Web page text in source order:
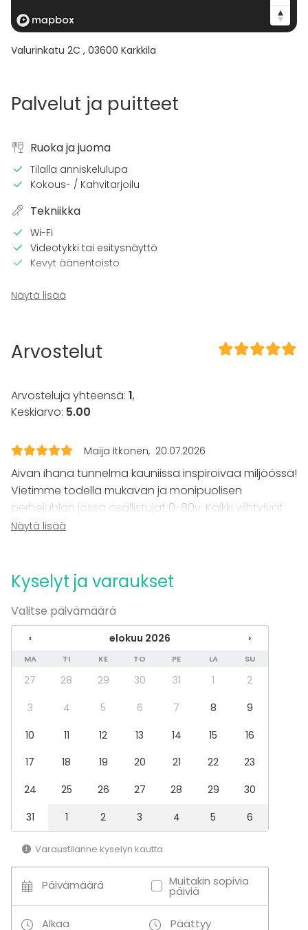
Valurinkatu 2C , 03600 Karkkila
Palvelut ja puitteet
Ruoka ja juoma
Tilalla anniskelulupa
Kokous- / Kahvitarjoilu
Tekniikka
Wi-Fi
Videotykki tai esitysnäyttö
Kevyt äänentoisto
Tilaan kuuluu
Pyyhkeet
Juhlat
Illallinen / lounas
Kokous
Seminaari / konferenssi
Messut
Esitys / näytös
Virkistystilaisuus
Pikkujoulut
Saunatila
Kabinetti
Lisätietoa aktiviteeteista
Tarjoamme yhteistyökumppaneidemme kautta
sekä matalankynnyksen taidemaalausta.
Näytä lisää
Arvostelut
Arvosteluja yhteensä: 1,
Keskiarvo: 5.00
Maija Itkonen 20.07.2026
Aivan ihana tunnelma kauniissa inspiroivaa miljöössä!
Vietimme todella mukavan ja monipuolisen
perhejuhlan jossa osallistujat 0-80v. Kaikki viihtyivät
mainiosti: ruoka oli hyvää, sauna kuuma, joki viileä ja
kabinettiin.
Näytä lisää
Kyselyt ja varaukset
Valitse päivämäärä
‹ elokuu 2026 ›
MA TI KE TO PE LA SU
27 28 29 30 31 1
2
3
4 5 6 7 8
9
10
11 12 13 14 15
16
17
18 19 20 21 22
23
24
25 26 27 28 29
30
31
1 2 3 4 5 6
Varaustilanne kyselyn kautta
Päivämäärä Muitakin sopivia
päiviä
Alkaa Päättyy